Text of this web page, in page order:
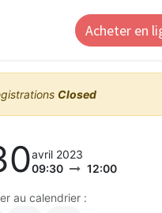
Acheter en
Closed
avril 2023
09:30
12:00
au calendrier :